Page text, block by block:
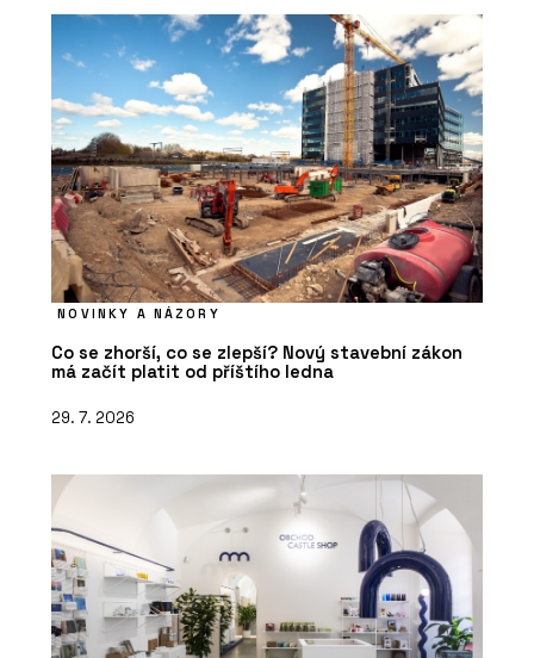
NOVINKY A NÁZORY
Co se zhorší, co se zlepší? Nový stavební zákon
má začít platit od příštího ledna
29. 7. 2026